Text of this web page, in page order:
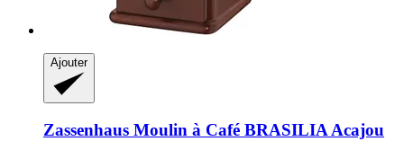
Ajouter
Zassenhaus Moulin à Café BRASILIA Acajou